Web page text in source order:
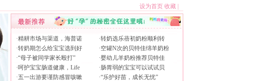
设为首页 收藏
·精耕市场与渠道，海普诺
·转奶期怎么给宝宝选到好
·“母子被同学家长殴打”
·呵护宝宝肠道健康，Life
·五一出游要谨防感冒咳嗽
·转奶选乐蓓初奶粉顺利转
·空罐N次的贝特佳绵羊奶粉
·婴幼儿羊奶粉推荐贝特佳
·肠胃弱的宝宝可以试试贝
·“乐护好苗，成长无忧”